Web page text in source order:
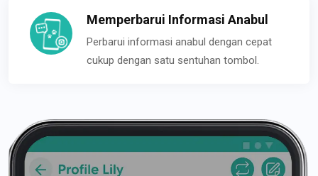
Memperbarui Informasi Anabul
Perbarui informasi anabul dengan cepat
cukup dengan satu sentuhan tombol.